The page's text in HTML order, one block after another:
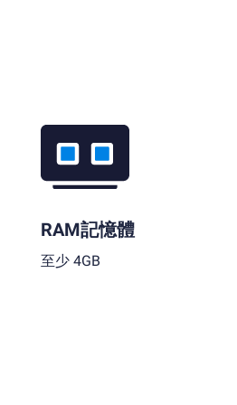
RAM記憶體
至少 4GB